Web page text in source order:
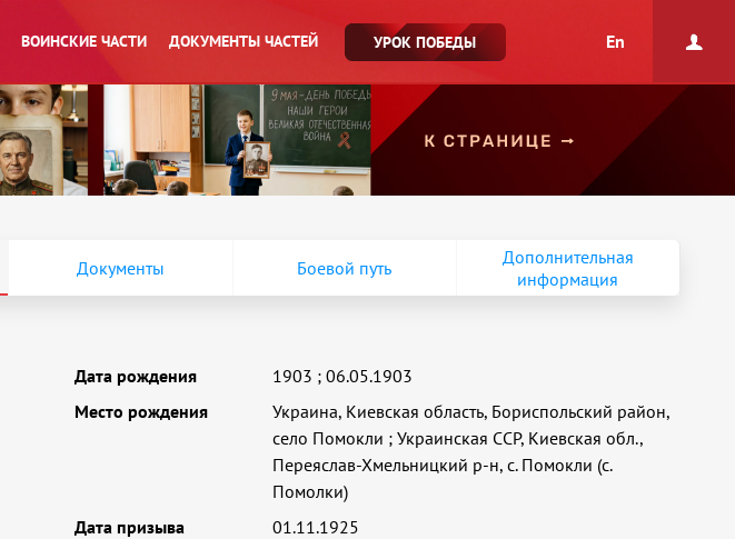
ВОИНСКИЕ ЧАСТИ ДОКУМЕНТЫ ЧАСТЕЙ УРОК ПОБЕДЫ En
Документы Боевой путь
Дополнительная
информация
Дата рождения 1903 ;06.05.1903
Место рождения
Украина, Киевская область, Бориспольский район,
село Помокли ;Украинская ССР, Киевская обл.,
Переяслав-Хмельницкий р-н, с. Помокли (с.
Помолки)
Дата призыва
01.11.1925